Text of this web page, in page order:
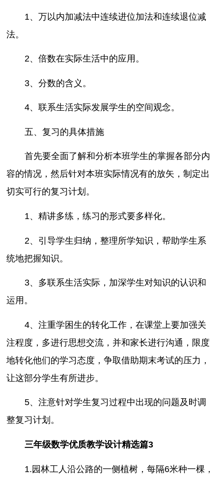
1、万以内加减法中连续进位加法和连续退位减
法。
2、倍数在实际生活中的应用。
3、分数的含义。
4、联系生活实际发展学生的空间观念。
五、复习的具体措施
首先要全面了解和分析本班学生的掌握各部分内
容的情况，然后针对本班实际情况有的放矢，制定出
切实可行的复习计划。
1、精讲多练，练习的形式要多样化。
2、引导学生归纳，整理所学知识，帮助学生系
统地把握知识。
3、多联系生活实际，加深学生对知识的认识和
运用。
4、注重学困生的转化工作，在课堂上要加强关
注程度，多进行思想交流，并和家长进行沟通，限度
地转化他们的学习态度，争取借助期末考试的压力，
让这部分学生有所进步。
5、注意针对学生复习过程中出现的问题及时调
整复习计划。
三年级数学优质教学设计精选篇3
1.园林工人沿公路的一侧植树，每隔6米种一棵，